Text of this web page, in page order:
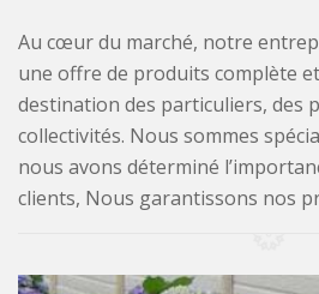
Au cœur du marché, notre
une offre de produits complète
destination des particuliers, des
collectivités. Nous sommes
nous avons déterminé
clients, Nous garantissons nos